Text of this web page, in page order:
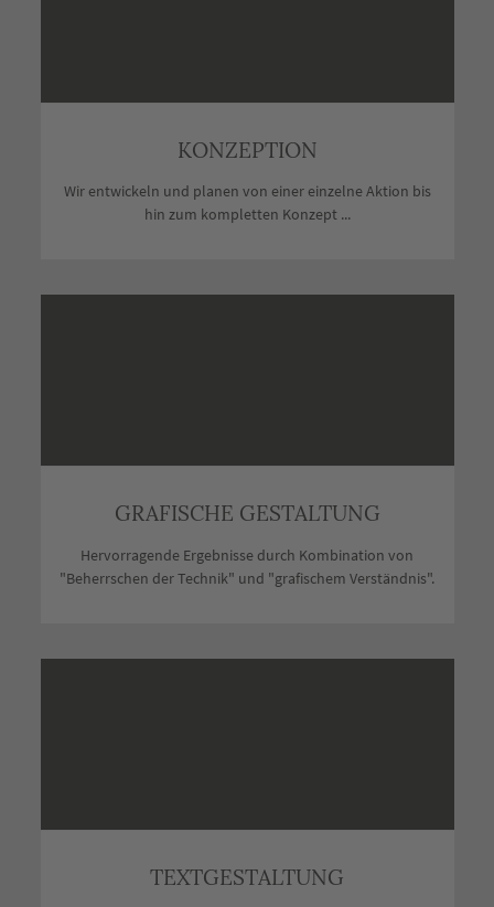
KONZEPTION
Wir entwickeln und planen von einer einzelne Aktion bis
hin zum kompletten Konzept ...
GRAFISCHE GESTALTUNG
Hervorragende Ergebnisse durch Kombination von
"Beherrschen der Technik" und "grafischem Verständnis".
TEXTGESTALTUNG